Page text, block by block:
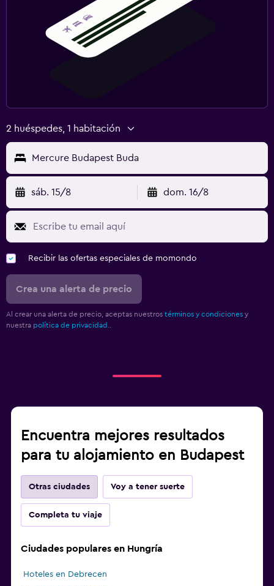
2 huéspedes, 1 habitación
Mercure Budapest Buda
sáb. 15/8 dom. 16/8
Recibir las ofertas especiales de momondo
Crea una alerta de precio
Al crear una alerta de precio, aceptas nuestros términos y condiciones y
nuestra política de privacidad.
Encuentra mejores resultados
para tu alojamiento en Budapest
Otras ciudades Voy a tener suerte
Completa tu viaje
Ciudades populares en Hungría
Hoteles en Debrecen